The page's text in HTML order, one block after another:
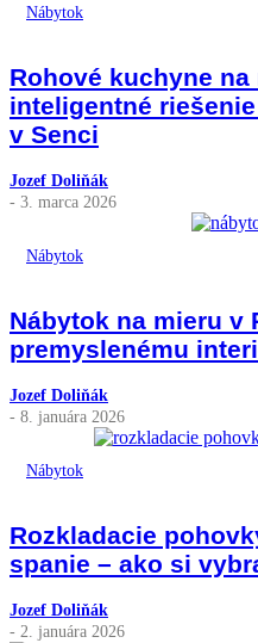
Nábytok
Rohové kuchyne na
inteligentné
v Senci
Jozef Doliňák
- 3. marca 2026
Nábytok
Nábytok na mieru v
premyslenému
Jozef Doliňák
- 8. januára 2026
Nábytok
Rozkladacie
spanie – ako si
Jozef Doliňák
- 2. januára 2026